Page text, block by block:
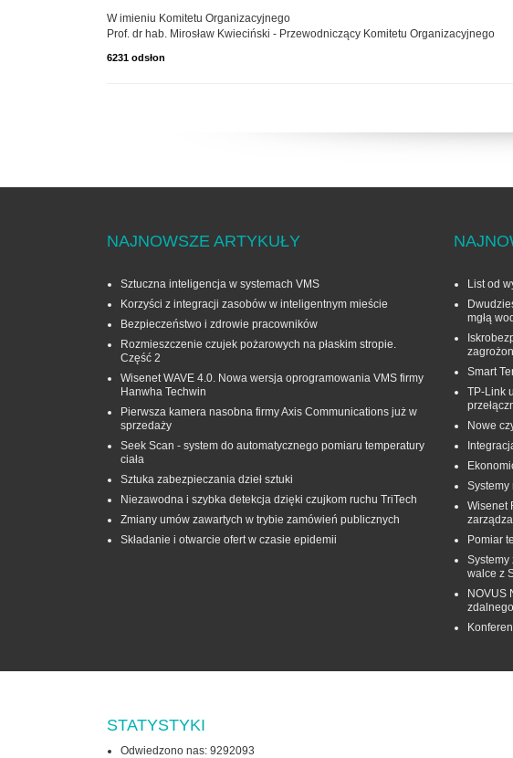
W imieniu Komitetu Organizacyjnego
Prof. dr hab. Mirosław Kwieciński - Przewodniczący Komitetu Organizacyjnego
6231 odsłon
NAJNOWSZE ARTYKUŁY
Sztuczna inteligencja w systemach VMS
Korzyści z integracji zasobów w inteligentnym mieście
Bezpieczeństwo i zdrowie pracowników
Rozmieszczenie czujek pożarowych na płaskim stropie.
Część 2
Wisenet WAVE 4.0. Nowa wersja oprogramowania VMS firmy
Hanwha Techwin
Pierwsza kamera nasobna firmy Axis Communications już w
sprzedaży
Seek Scan - system do automatycznego pomiaru temperatury
ciała
Sztuka zabezpieczania dzieł sztuki
Niezawodna i szybka detekcja dzięki czujkom ruchu TriTech
Zmiany umów zawartych w trybie zamówień publicznych
Składanie i otwarcie ofert w czasie epidemii
List od
mgłą
Smart
TP-Link
Nowe
Systemy
Wisenet
Pomiar
Systemy
walce z
NOVUS
STATYSTYKI
Odwiedzono nas: 9292093